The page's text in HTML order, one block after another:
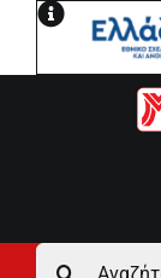
Μετάβαση
Αρχική
Αναζήτηση